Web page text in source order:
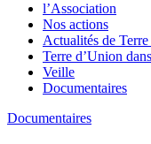
l’Association
Nos actions
Actualités de
Terre d’Union
Veille
Documentaires
Documentaires